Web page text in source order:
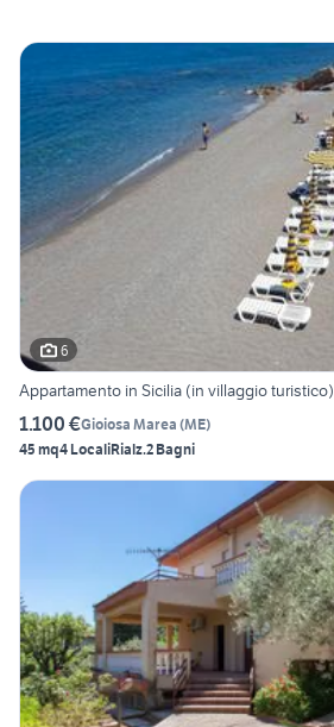
6
Appartamento in Sicilia (in villaggio turistico)
1.100 €Gioiosa Marea (ME)
45 mq4 LocaliRialz.2 Bagni